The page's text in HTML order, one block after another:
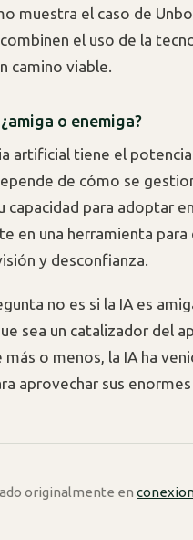
muestra el caso de
el uso de la
camino viable.
o enemiga?
artificial tiene el
de cómo se
capacidad para adoptar
en una herramienta
y desconfianza.
no es si la IA es
sea un catalizador del
o menos, la IA ha
aprovechar sus
originalmente en